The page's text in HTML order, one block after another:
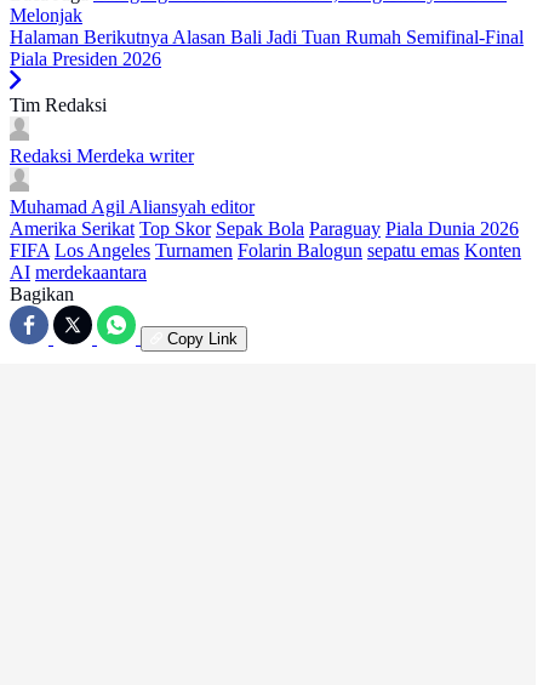
Melonjak
Halaman Berikutnya Alasan Bali Jadi Tuan Rumah Semifinal-Final
Piala Presiden 2026
Tim Redaksi
Redaksi Merdeka writer
Muhamad Agil Aliansyah editor
Amerika Serikat Top Skor Sepak Bola Paraguay Piala Dunia 2026
FIFA Los Angeles Turnamen Folarin Balogun sepatu emas Konten
AI merdekaantara
Bagikan
Copy Link